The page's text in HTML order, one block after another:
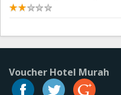
Voucher Hotel Murah